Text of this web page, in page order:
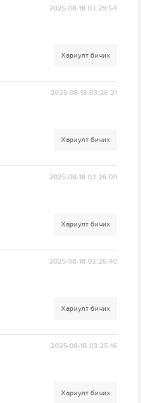
2025-08-18 03:29:54
Хариулт бичих
2025-08-18 03:26:21
Хариулт бичих
2025-08-18 03:26:00
Хариулт бичих
2025-08-18 03:25:40
Хариулт бичих
2025-08-18 03:25:16
Хариулт бичих